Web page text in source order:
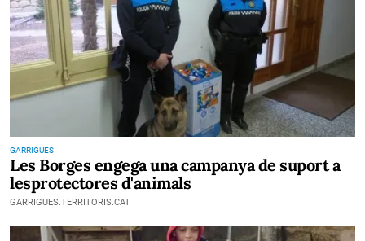
GARRIGUES
Les Borges engega una campanya de suport a
lesprotectores d'animals
GARRIGUES.TERRITORIS.CAT